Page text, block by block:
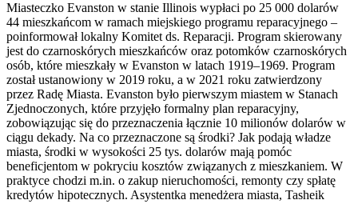
Miasteczko Evanston w stanie Illinois wypłaci po 25 000 dolarów
44 mieszkańcom w ramach miejskiego programu reparacyjnego –
poinformował lokalny Komitet ds. Reparacji. Program skierowany
jest do czarnoskórych mieszkańców oraz potomków czarnoskórych
osób, które mieszkały w Evanston w latach 1919–1969. Program
został ustanowiony w 2019 roku, a w 2021 roku zatwierdzony
przez Radę Miasta. Evanston było pierwszym miastem w Stanach
Zjednoczonych, które przyjęło formalny plan reparacyjny,
zobowiązując się do przeznaczenia łącznie 10 milionów dolarów w
ciągu dekady. Na co przeznaczone są środki? Jak podają władze
miasta, środki w wysokości 25 tys. dolarów mają pomóc
beneficjentom w pokryciu kosztów związanych z mieszkaniem. W
praktyce chodzi m.in. o zakup nieruchomości, remonty czy spłatę
kredytów hipotecznych. Asystentka menedżera miasta, Tasheik